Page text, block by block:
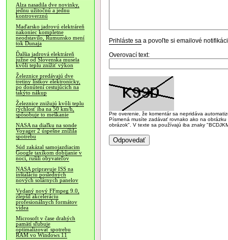
Alza nasadila dve novinky,
jednu užitočnú a jednu
kontroverznú
Maďarsko jadrovú elektráreň
nakoniec kompletne
neodstavilo, Rumunsko mení
tok Dunaja
Ďalšia jadrová elektráreň
južne od Slovenska musela
kvôli teplu znížiť výkon
Železnice predávajú dve
tretiny lístkov elektronicky,
po donútení cestujúcich na
takýto nákup
Železnice znižujú kvôli teplu
rýchlosť iba na 50 km/h,
spôsobuje to meškanie
NASA na diaľku na sonde
Voyager 2 úspešne znížila
spotrebu
Súd zakázal samojazdiacim
Google taxíkom dobíjanie v
noci, rušili obyvateľov
NASA pripravuje ISS na
inštaláciu posledných
nových solárnych panelov
Vydaný nový FFmpeg 9.0,
zlepšil akceleráciu
profesionálnych formátov
videa
Microsoft v čase drahých
pamätí sľubuje
optimalizovať spotrebu
RAM vo Windows 11
Prihláste sa a povoľte si emailové
Overovací text:
Pre overenie, že komentár sa nepridáva
Písmená musíte zadávať rovnako ako na
obrázok". V texte sa používajú iba znaky